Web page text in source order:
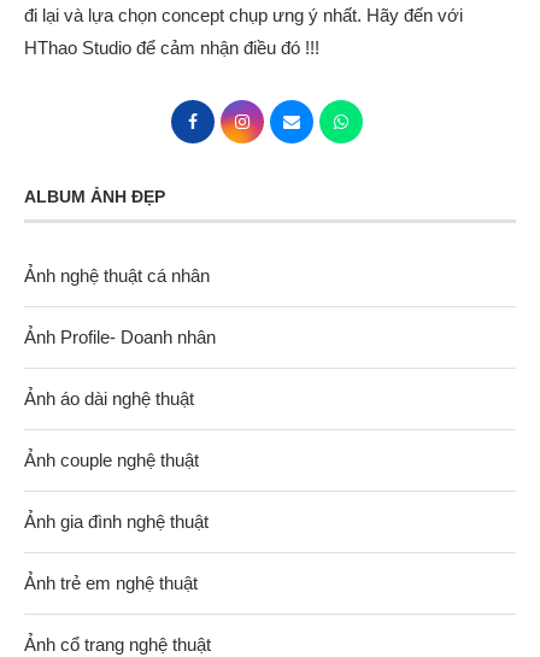
đi lại và lựa chọn concept chụp ưng ý nhất. Hãy đến với
HThao Studio để cảm nhận điều đó !!!
ALBUM ẢNH ĐẸP
Ảnh nghệ thuật cá nhân
Ảnh Profile- Doanh nhân
Ảnh áo dài nghệ thuật
Ảnh couple nghệ thuật
Ảnh gia đình nghệ thuật
Ảnh trẻ em nghệ thuật
Ảnh cổ trang nghệ thuật